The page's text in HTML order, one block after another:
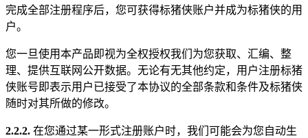
完成全部注册程序后，您可获得标猪侠账户并成为标猪侠的用
户。
您一旦使用本产品即视为全权授权我们为您获取、汇编、整
理、提供互联网公开数据。无论有无其他约定，用户注册标猪
侠账号即表示用户已接受了本协议的全部条款和条件及标猪侠
随时对其所做的修改。
2.2.2. 在您通过某一形式注册账户时，我们可能会为您自动生